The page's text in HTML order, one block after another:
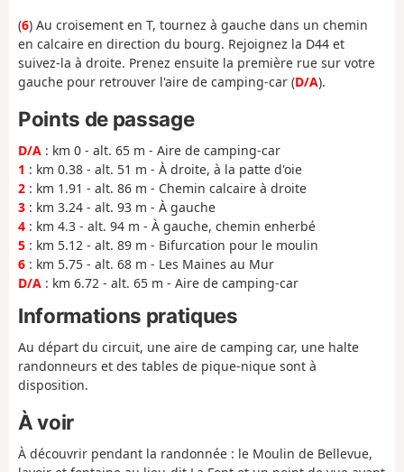
(6) Au croisement en T, tournez à gauche dans un chemin
en calcaire en direction du bourg. Rejoignez la D44 et
suivez-la à droite. Prenez ensuite la première rue sur votre
gauche pour retrouver l'aire de camping-car (D/A).
Points de passage
D/A : km 0 - alt. 65 m - Aire de camping-car
1 : km 0.38 - alt. 51 m - À droite, à la patte d'oie
2 : km 1.91 - alt. 86 m - Chemin calcaire à droite
3 : km 3.24 - alt. 93 m - À gauche
4 : km 4.3 - alt. 94 m - À gauche, chemin enherbé
5 : km 5.12 - alt. 89 m - Bifurcation pour le moulin
6 : km 5.75 - alt. 68 m - Les Maines au Mur
D/A : km 6.72 - alt. 65 m - Aire de camping-car
Informations pratiques
Au départ du circuit, une aire de camping car, une halte
randonneurs et des tables de pique-nique sont à
disposition.
À voir
À découvrir pendant la randonnée : le Moulin de Bellevue,